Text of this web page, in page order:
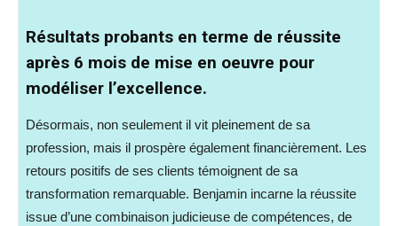
Résultats probants en terme de réussite
après 6 mois de mise en oeuvre pour
modéliser l’excellence.
Désormais, non seulement il vit pleinement de sa
profession, mais il prospère également financièrement. Les
retours positifs de ses clients témoignent de sa
transformation remarquable. Benjamin incarne la réussite
issue d’une combinaison judicieuse de compétences, de